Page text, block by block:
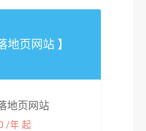
地页网站 】
地页网站
/年 起